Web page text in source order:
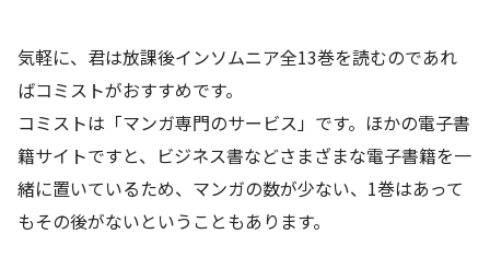
気軽に、君は放課後インソムニア全13巻を読むのであれ
ばコミストがおすすめです。
コミストは「マンガ専門のサービス」です。ほかの電子書
籍サイトですと、ビジネス書などさまざまな電子書籍を一
緒に置いているため、マンガの数が少ない、1巻はあって
もその後がないということもあります。